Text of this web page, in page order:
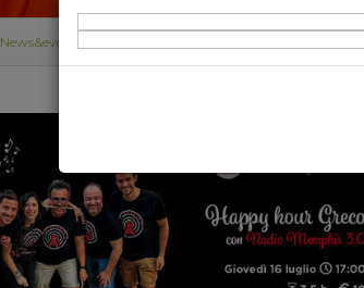
News&events